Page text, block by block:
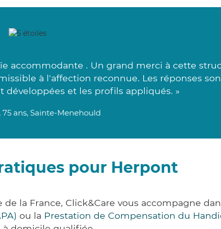
accommodante . Un grand merci à cette
à l'affection reconnue. Les réponses
développées et les profils appliqués. »
, 75 ans, Sainte-Menehould
pour Herpont
la France, Click&Care vous accompagne
ou la Prestation de Compensation du